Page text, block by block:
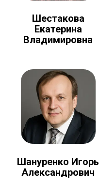
Шестакова
Екатерина
Владимировна
Шануренко Игорь
Александрович